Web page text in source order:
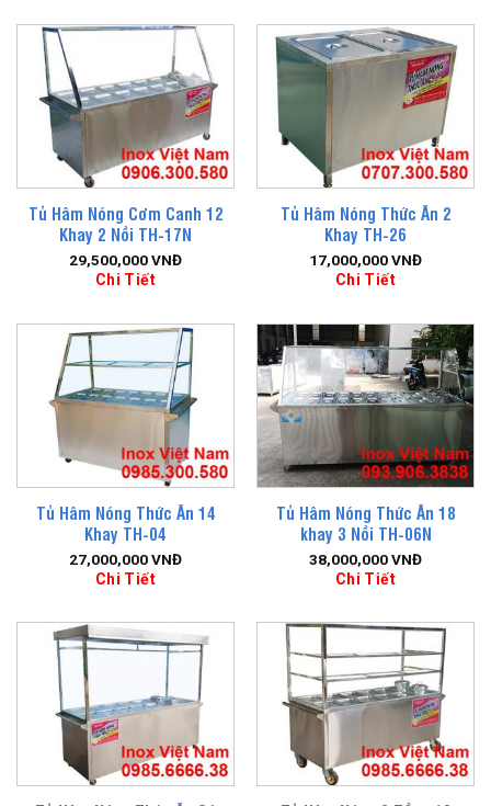
Tủ Hâm Nóng Cơm Canh 12
Khay 2 Nồi TH-17N
29,500,000VNĐ
Chi Tiết
Tủ Hâm Nóng Thức Ăn 2
Khay TH-26
17,000,000VNĐ
Chi Tiết
Tủ Hâm Nóng Thức Ăn 14
Khay TH-04
27,000,000VNĐ
Chi Tiết
Tủ Hâm Nóng Thức Ăn 18
khay 3 Nồi TH-06N
38,000,000VNĐ
Chi Tiết